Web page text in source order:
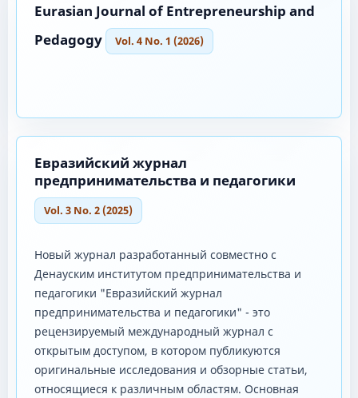
Eurasian Journal of Entrepreneurship and
Pedagogy
Vol. 4 No. 1 (2026)
Евразийский журнал
предпринимательства и педагогики
Vol. 3 No. 2 (2025)
Новый журнал разработанный совместно с
Денауским институтом предпринимательства и
педагогики "Евразийский журнал
предпринимательства и педагогики" - это
рецензируемый международный журнал с
открытым доступом, в котором публикуются
оригинальные исследования и обзорные статьи,
относящиеся к различным областям. Основная